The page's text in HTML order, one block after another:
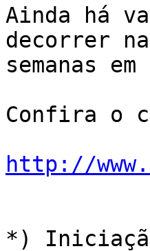
Ainda há
decorrer
semanas
Confira o
http://
*)